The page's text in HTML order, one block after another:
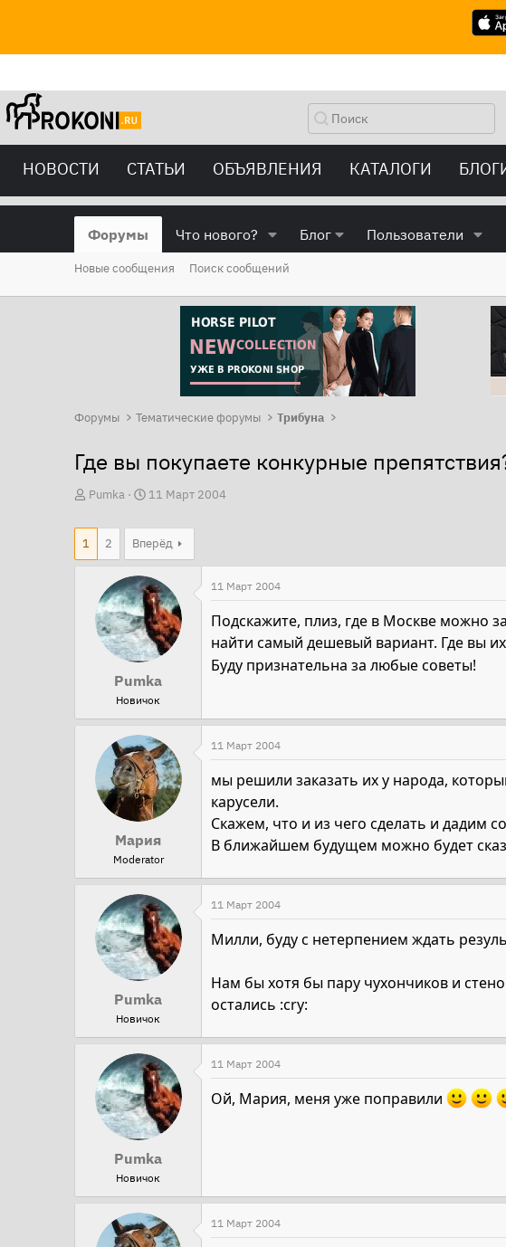
НОВОСТИ СТАТЬИ ОБЪЯВЛЕНИЯ КАТАЛОГИ
Форумы Что нового? Блог Пользователи
Новые сообщения Поиск сообщений
Форумы Тематические форумы Трибуна
Где вы покупаете конкурные
А
о
Pumka
Д
а
н
а
ч
а
а
11 Март 2004
1 2 Вперёд
Pumka
Новичок
11 Март 2004
Подскажите, плиз, где в Москве можно
найти самый дешевый вариант. Где вы
Буду признательна за любые советы!
Мария
Moderator
11 Март 2004
мы решили заказать их у народа,
карусели.
Скажем, что и из чего сделать и дадим
В ближайшем будущем можно будет
Pumka
Новичок
11 Март 2004
Милли, буду с нетерпением ждать
Нам бы хотя бы пару чухончиков и
остались :cry:
Pumka
Новичок
11 Март 2004
Ой, Мария, меня уже поправили
11 Март 2004